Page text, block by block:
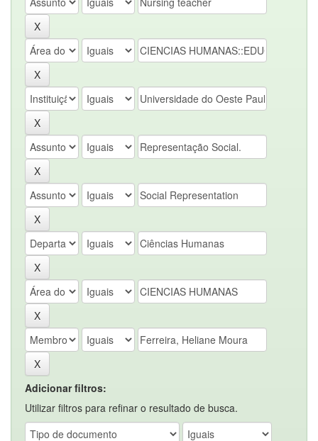
Adicionar filtros:
Utilizar filtros para refinar o resultado de busca.